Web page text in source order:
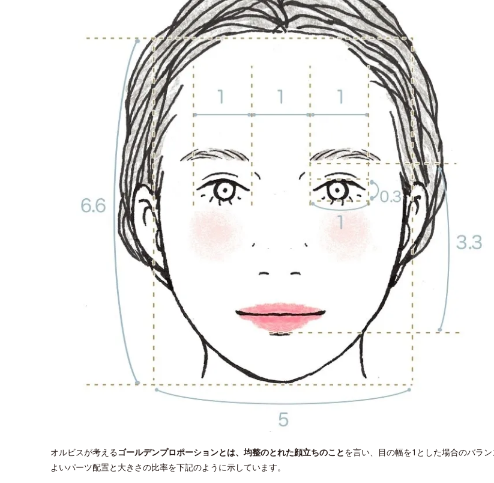
オルビスが考えるゴールデンプロポーションとは、均整のとれた顔立ちのことを言い、目の幅を1とした場合のバラ
よいパーツ配置と大きさの比率を下記のように示しています。